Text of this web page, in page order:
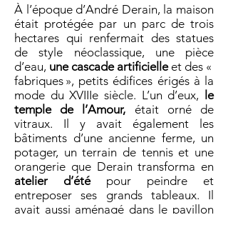
À l’époque d’André Derain, la maison
était protégée par un parc de trois
hectares qui renfermait des statues
de style néoclassique, une pièce
d’eau, une cascade artificielleet des «
fabriques », petits édifices érigés à la
mode du XVIIIe siècle. L’un d’eux,
le
temple de l’Amour, était orné de
vitraux. Il y avait également les
bâtiments d’une ancienne ferme, un
potager, un terrain de tennis et une
orangerie que Derain transforma en
atelier d’été pour peindre et
entreposer ses grands tableaux. Il
avait aussi aménagé dans le pavillon